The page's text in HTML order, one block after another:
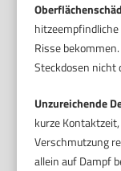
Risse
Steckdosen nicht
Unzureichende
kurze
Verschmutzung
allein auf Dampf